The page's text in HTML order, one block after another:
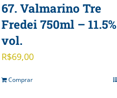
67. Valmarino Tre
Fredei 750ml – 11.5%
vol.
R$69,00
Comprar